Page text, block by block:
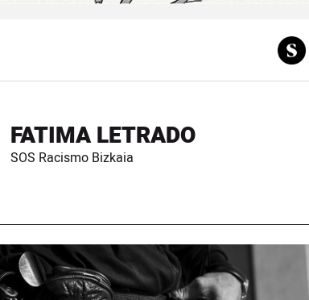
FATIMA LETRADO
SOS Racismo Bizkaia